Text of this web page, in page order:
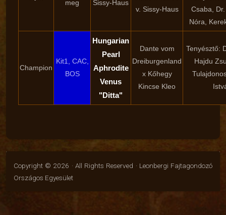
meg
Sissy-Haus
v. Sissy-Haus
Csaba,
Nóra,
Champion
Kit1, CAC,
BOS
Hungarian
Pearl
Aphrodite
Venus
"Ditta"
Dante vom
Dreiburgenland
x Kőhegy
Kincse Kleo
Tenyésztő:
Hajdu
Copyright © 2026 · All Rights Reserved · Leonbergi Fajtagondozó
Országos Egyesület